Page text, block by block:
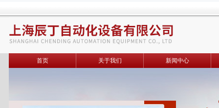
首页 关于我们 新闻中心